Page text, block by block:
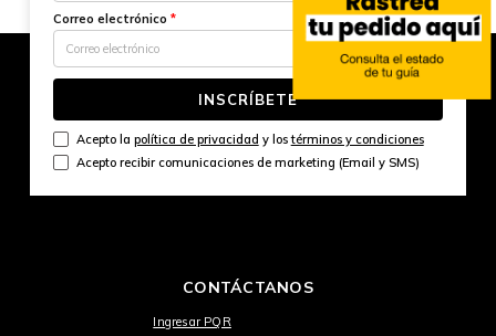
Correo electrónico *
INSCRÍBETE
Acepto la política de privacidad y lostérminos y condiciones
Acepto recibir comunicaciones de marketing (Email y SMS)
CONTÁCTANOS
Ingresar PQR